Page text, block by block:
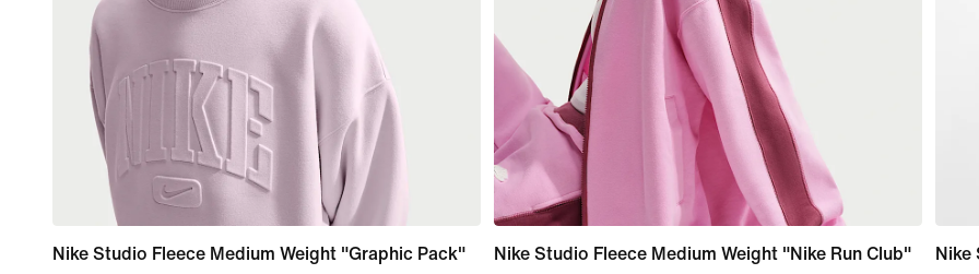
Nike Studio Fleece Medium Weight "Graphic Pack"
Nike Studio Fleece Medium Weight "Nike Run Club"
Nike